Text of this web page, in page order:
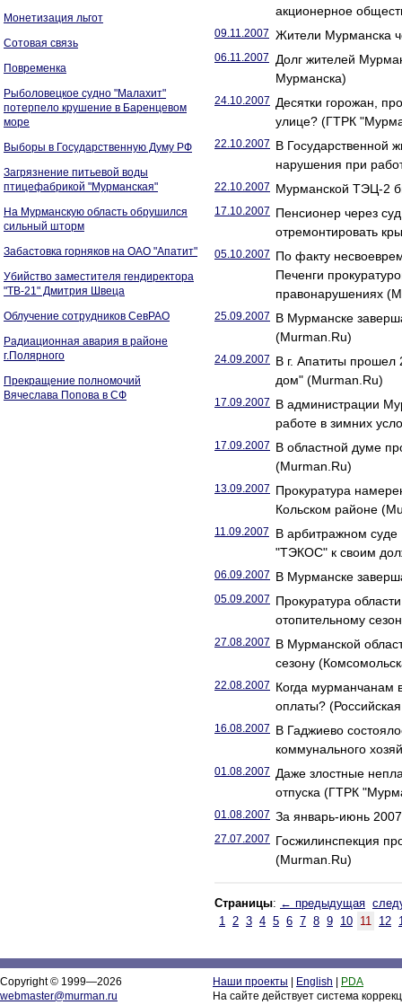
Монетизация льгот
Сотовая связь
Повременка
Рыболовецкое судно "Малахит"
потерпело крушение в Баренцевом
море
Выборы в Государственную Думу РФ
Загрязнение питьевой воды
птицефабрикой "Мурманская"
На Мурманскую область обрушился
сильный шторм
Забастовка горняков на ОАО "Апатит"
Убийство заместителя гендиректора
"ТВ-21" Дмитрия Швеца
Облучение сотрудников СевРАО
Радиационная авария в районе
г.Полярного
Прекращение полномочий
Вячеслава Попова в СФ
акционерное
09.11.2007 Жители Мурманска
06.11.2007
Долг жителей
Мурманска)
24.10.2007 Десятки горожан,
улице? (ГТРК
22.10.2007 В Государственной
нарушения при
22.10.2007 Мурманской ТЭЦ-2
17.10.2007 Пенсионер через
отремонтировать
05.10.2007 По факту
Печенги
правонарушениях
25.09.2007 В Мурманске
(Murman.Ru)
24.09.2007 В г. Апатиты
дом" (Murman.Ru)
17.09.2007 В администрации
работе в зимних
17.09.2007 В областной думе
(Murman.Ru)
13.09.2007 Прокуратура
Кольском районе
11.09.2007
В арбитражном
"ТЭКОС" к своим
06.09.2007 В Мурманске
05.09.2007 Прокуратура
отопительному
27.08.2007 В Мурманской
сезону
22.08.2007 Когда мурманчанам
оплаты? (Российская
16.08.2007 В Гаджиево
коммунального
01.08.2007 Даже злостные
отпуска (ГТРК
01.08.2007 За январь-июнь
27.07.2007 Госжилинспекция
(Murman.Ru)
Страницы: ← предыдущая
1 2 3 4 5 6 7 8 9 10 11 12
Copyright © 1999—2026
webmaster@murman.ru
Наши проекты English
PDA
На сайте действует система